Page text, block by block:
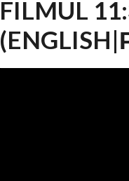
FILMUL